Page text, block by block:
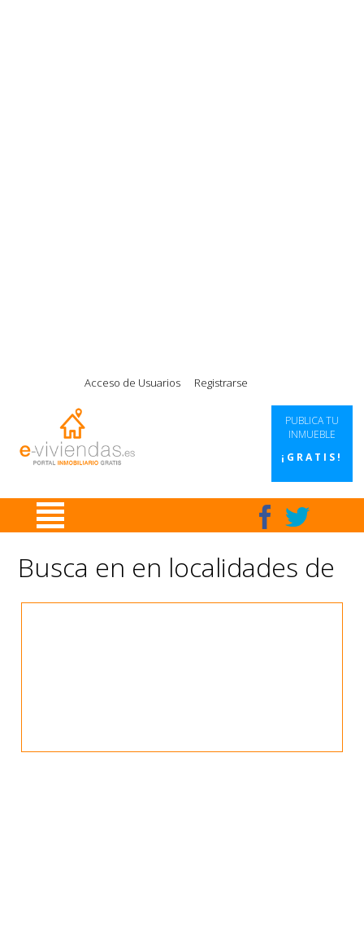
Acceso de Usuarios Registrarse
PUBLICA TU
INMUEBLE
¡GRATIS!
Busca en en localidades de